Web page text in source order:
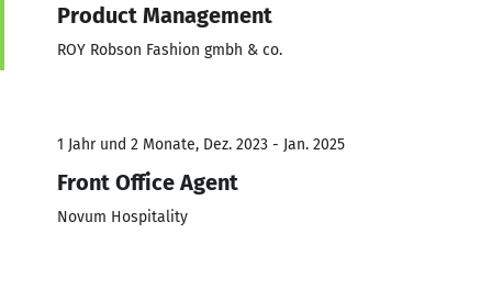
Product Management
ROY Robson Fashion gmbh & co.
1 Jahr und 2 Monate, Dez. 2023 - Jan. 2025
Front Office Agent
Novum Hospitality